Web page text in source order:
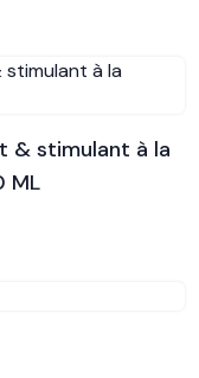
& stimulant à la
ML